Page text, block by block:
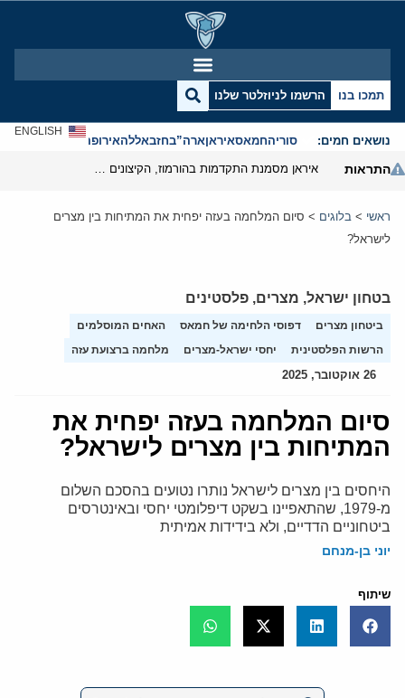
תמכו בנו הרשמו לניוזלטר שלנו
נושאים חמים: סוריהחמאסאיראןארה”בחזבאללהאירופהאנטישמיות
ENGLISH
התראות
ראשי > בלוגים > סיום המלחמה בעזה יפחית את המתיחות בין מצרים
לישראל?
בטחון ישראל, מצרים, פלסטינים
ביטחון מצרים דפוסי הלחימה של חמאס
האחים המוסלמים
הרשות הפלסטינית
יחסי ישראל-מצרים מלחמה ברצועת עזה
26 אוקטובר, 2025
סיום המלחמה בעזה יפחית את
המתיחות בין מצרים לישראל?
היחסים בין מצרים לישראל נותרו נטועים בהסכם השלום
מ-1979, שהתאפיינו בשקט דיפלומטי יחסי ובאינטרסים
ביטחוניים הדדיים, ולא בידידות אמיתית
יוני בן-מנחם
שיתוף